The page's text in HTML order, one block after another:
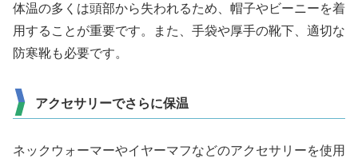
体温の多くは頭部から失われるため、帽子やビーニーを着
用することが重要です。また、手袋や厚手の靴下、適切な
防寒靴も必要です。
アクセサリーでさらに保温
ネックウォーマーやイヤーマフなどのアクセサリーを使用